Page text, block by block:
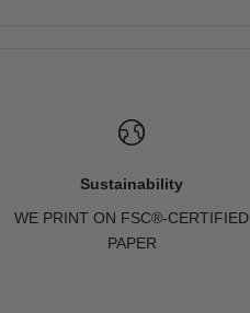
Sustainability
WE PRINT ON FSC®-CERTIFIED
PAPER